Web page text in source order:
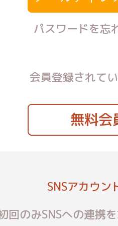
パスワードを忘
会員登録されて
無料会
SNSアカウン
回のみSNSへの連携